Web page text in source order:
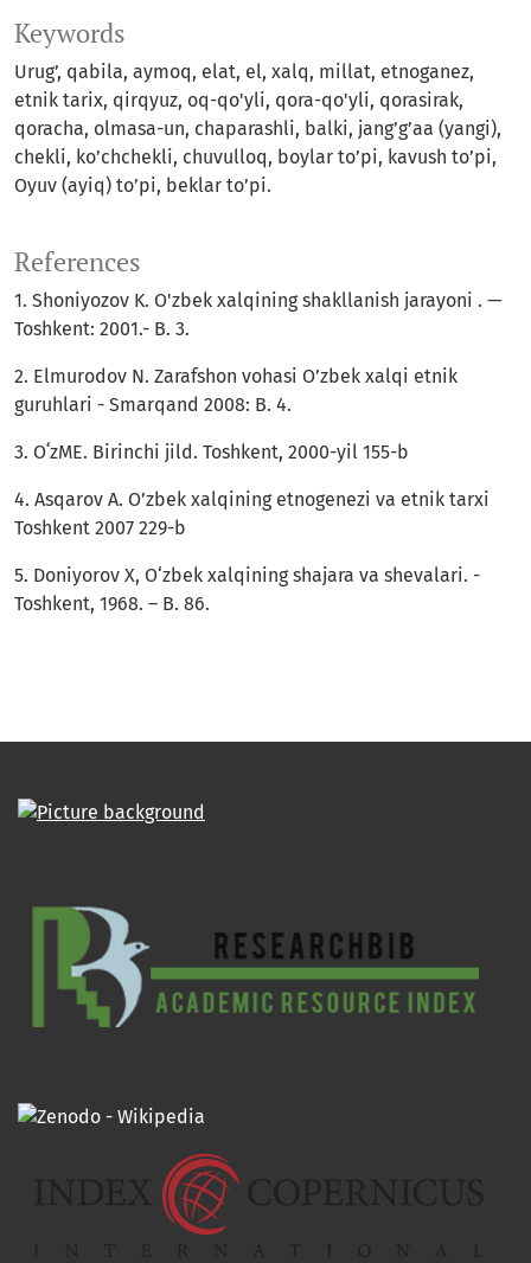
Keywords
Urug’, qabila, aymoq, elat, el, xalq, millat, etnoganez,
etnik tarix, qirqyuz, oq-qo'yli, qora-qo'yli, qorasirak,
qoracha, olmasa-un, chaparashli, balki, jang’g’aa (yangi),
chekli, ko’chchekli, chuvulloq, boylar to’pi, kavush to’pi,
Oyuv (ayiq) to’pi, beklar to’pi.
References
1. Shoniyozov K. O'zbek xalqining shakllanish jarayoni . —
Toshkent: 2001.- B. 3.
2. Elmurodov N. Zarafshon vohasi O’zbek xalqi etnik
guruhlari - Smarqand 2008: B. 4.
3. OʻzME. Birinchi jild. Toshkent, 2000-yil 155-b
4. Asqarov A. O’zbek xalqining etnogenezi va etnik tarxi
Toshkent 2007 229-b
5. Doniyorov X, O‘zbek xalqining shajara va shevalari. -
Toshkent, 1968. – B. 86.